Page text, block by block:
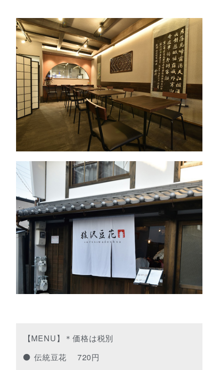
【MENU】＊価格は税別
伝統豆花 720円